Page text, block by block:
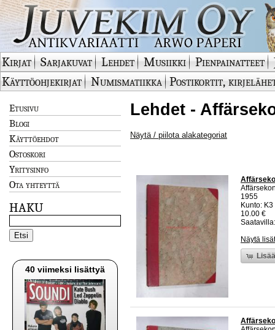
Kirjat Sarjakuvat Lehdet Musiikki Pienpainatteet
Käyttöohjekirjat
Numismatiikka Postikortit,
Etusivu
Blogi
Käyttöehdot
Ostoskori
Yritysinfo
Ota yhteyttä
HAKU
40 viimeksi lisättyä
Lehdet -
Näytä / piilota alakategoriat
1955
Kunto:
10.00 €
Näytä